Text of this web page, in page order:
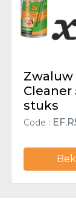
Zwaluw
Cleaner
stuks
Code :